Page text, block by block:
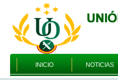
INICIO NOTICIAS